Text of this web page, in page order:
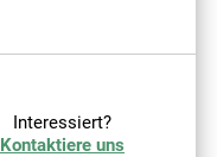
Interessiert?
Kontaktiere uns